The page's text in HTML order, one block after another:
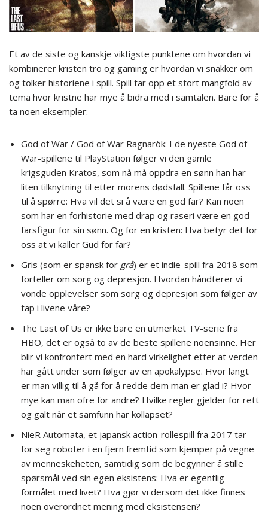
Et av de siste og kanskje viktigste punktene om hvordan vi
kombinerer kristen tro og gaming er hvordan vi snakker om
og tolker historiene i spill. Spill tar opp et stort mangfold av
tema hvor kristne har mye å bidra med i samtalen. Bare for å
ta noen eksempler:
God of War / God of War Ragnarök: I de nyeste God of
War-spillene til PlayStation følger vi den gamle
krigsguden Kratos, som nå må oppdra en sønn han har
liten tilknytning til etter morens dødsfall. Spillene får oss
til å spørre: Hva vil det si å være en god far? Kan noen
som har en forhistorie med drap og raseri være en god
farsfigur for sin sønn. Og for en kristen: Hva betyr det for
oss at vi kaller Gud for far?
Gris (som er spansk for grå) er et indie-spill fra 2018 som
forteller om sorg og depresjon. Hvordan håndterer vi
vonde opplevelser som sorg og depresjon som følger av
tap i livene våre?
The Last of Us er ikke bare en utmerket TV-serie fra
HBO, det er også to av de beste spillene noensinne. Her
blir vi konfrontert med en hard virkelighet etter at verden
har gått under som følger av en apokalypse. Hvor langt
er man villig til å gå for å redde dem man er glad i? Hvor
mye kan man ofre for andre? Hvilke regler gjelder for rett
og galt når et samfunn har kollapset?
NieR Automata, et japansk action-rollespill fra 2017 tar
for seg roboter i en fjern fremtid som kjemper på vegne
av menneskeheten, samtidig som de begynner å stille
spørsmål ved sin egen eksistens: Hva er egentlig
formålet med livet? Hva gjør vi dersom det ikke finnes
noen overordnet mening med eksistensen?